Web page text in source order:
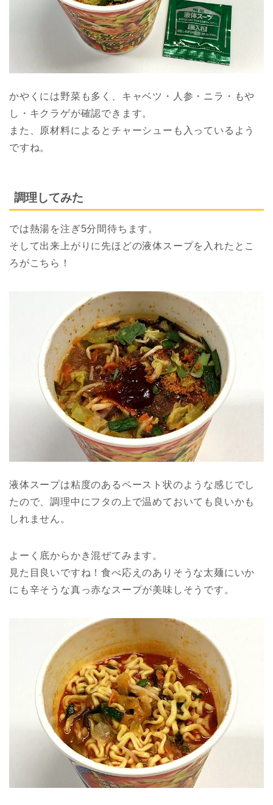
かやくには野菜も多く、キャベツ・人参・ニラ・もや
し・キクラゲが確認できます。
また、原材料によるとチャーシューも入っているよう
ですね。
調理してみた
では熱湯を注ぎ5分間待ちます。
そして出来上がりに先ほどの液体スープを入れたとこ
ろがこちら！
液体スープは粘度のあるペースト状のような感じでし
たので、調理中にフタの上で温めておいても良いかも
しれません。
よーく底からかき混ぜてみます。
見た目良いですね！食べ応えのありそうな太麺にいか
にも辛そうな真っ赤なスープが美味しそうです。